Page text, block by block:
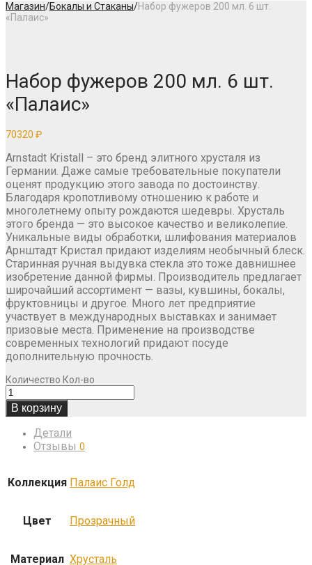
Магазин/Бокалы и Стаканы/Набор фужеров 200 мл. 6 шт.
«Палаис»
Набор фужеров 200 мл. 6 шт.
«Палаис»
70320 ₽
Arnstadt Kristall – это бренд элитного хрусталя из
Германии. Даже самые требовательные покупатели
оценят продукцию этого завода по достоинству.
Благодаря кропотливому отношению к работе и
многолетнему опыту рождаются шедевры. Хрусталь
этого бренда — это высокое качество и великолепие.
Уникальные виды обработки, шлифования материалов
Арнштадт Кристал придают изделиям необычный блеск.
Старинная ручная выдувка стекла это тоже давнишнее
изобретение данной фирмы. Производитель предлагает
широчайший ассортимент — вазы, кувшины, бокалы,
фруктовницы и другое. Много лет предприятие
участвует в международных выставках и занимает
призовые места. Применение на производстве
современных технологий придают посуде
дополнительную прочность.
Количество Кол-во
В корзину
Детали
Отзывы 0
Коллекция Палаис Голд
Цвет Прозрачный
Материал Хрусталь